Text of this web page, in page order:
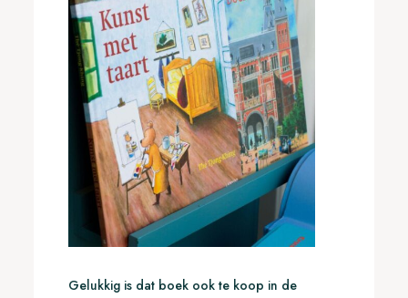
Gelukkig is dat boek ook te koop in de